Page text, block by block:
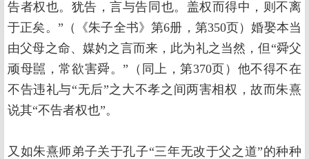
告者权也。犹告，言与告同也。盖权而得中，则不离
于正矣。”（《朱子全书》第6册，第350页）婚娶本当
由父母之命、媒妁之言而来，此为礼之当然，但“舜父
顽母嚚，常欲害舜。”（同上，第370页）他不得不在
不告违礼与“无后”之大不孝之间两害相权，故而朱熹
说其“不告者权也”。
又如朱熹师弟子关于孔子“三年无改于父之道”的种种